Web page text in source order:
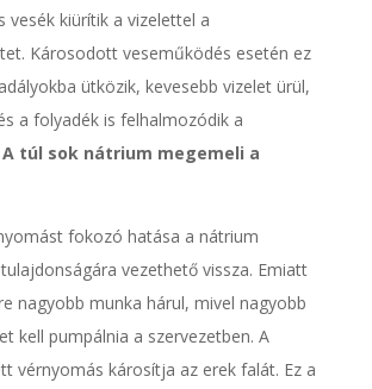
vesék kiürítik a vizelettel a
Károsodott veseműködés esetén ez
ütközik, kevesebb vizelet ürül,
a folyadék is felhalmozódik a
A túl sok nátrium megemeli a
fokozó hatása a nátrium
vezethető vissza. Emiatt
nagyobb munka hárul, mivel nagyobb
kell pumpálnia a szervezetben. A
vérnyomás károsítja az erek falát. Ez a